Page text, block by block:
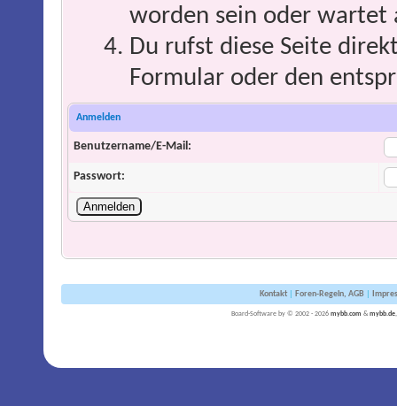
worden sein oder wartet
Du rufst diese Seite
Formular oder den
Anmelden
Benutzername/E-Mail:
Passwort:
Kontakt| Foren-Regeln, AGB|
Board-Software by © 2002 - 2026 mybb.com & mybb.de